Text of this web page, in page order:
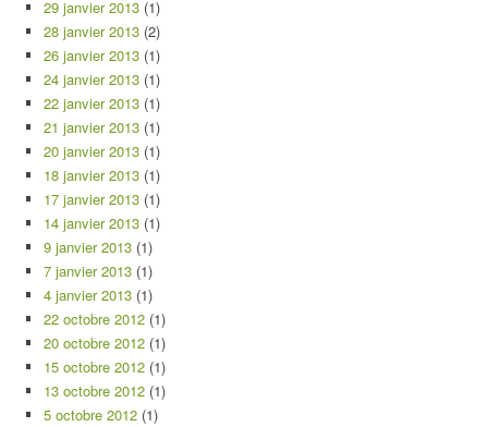
29 janvier 2013 (1)
28 janvier 2013 (2)
26 janvier 2013 (1)
24 janvier 2013 (1)
22 janvier 2013 (1)
21 janvier 2013 (1)
20 janvier 2013 (1)
18 janvier 2013 (1)
17 janvier 2013 (1)
14 janvier 2013 (1)
9 janvier 2013 (1)
7 janvier 2013 (1)
4 janvier 2013 (1)
22 octobre 2012 (1)
20 octobre 2012 (1)
15 octobre 2012 (1)
13 octobre 2012 (1)
5 octobre 2012 (1)